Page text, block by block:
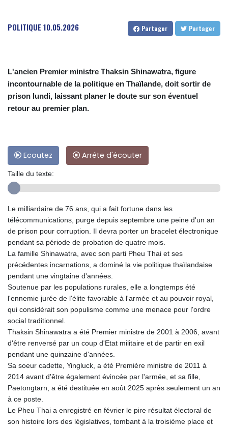
POLITIQUE10.05.2026 Partager Partager
L'ancien Premier ministre Thaksin Shinawatra, figure
incontournable de la politique en Thaïlande, doit sortir de
prison lundi, laissant planer le doute sur son éventuel
retour au premier plan.
Ecoutez Arrête d'écouter
Taille du texte:
Le milliardaire de 76 ans, qui a fait fortune dans les
télécommunications, purge depuis septembre une peine d'un an
de prison pour corruption. Il devra porter un bracelet électronique
pendant sa période de probation de quatre mois.
La famille Shinawatra, avec son parti Pheu Thai et ses
précédentes incarnations, a dominé la vie politique thaïlandaise
pendant une vingtaine d'années.
Soutenue par les populations rurales, elle a longtemps été
l'ennemie jurée de l'élite favorable à l'armée et au pouvoir royal,
qui considérait son populisme comme une menace pour l'ordre
social traditionnel.
Thaksin Shinawatra a été Premier ministre de 2001 à 2006, avant
d'être renversé par un coup d'Etat militaire et de partir en exil
pendant une quinzaine d'années.
Sa soeur cadette, Yingluck, a été Première ministre de 2011 à
2014 avant d'être également évincée par l'armée, et sa fille,
Paetongtarn, a été destituée en août 2025 après seulement un an
à ce poste.
Le Pheu Thai a enregistré en février le pire résultat électoral de
son histoire lors des législatives, tombant à la troisième place et